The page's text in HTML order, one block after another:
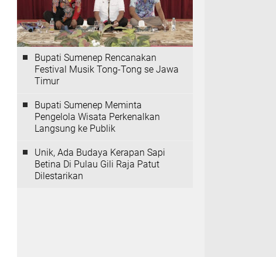
Bupati Sumenep Rencanakan
Festival Musik Tong-Tong se Jawa
Timur
Bupati Sumenep Meminta
Pengelola Wisata Perkenalkan
Langsung ke Publik
Unik, Ada Budaya Kerapan Sapi
Betina Di Pulau Gili Raja Patut
Dilestarikan